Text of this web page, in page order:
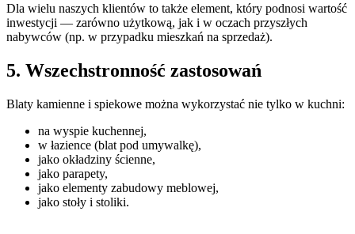
Dla wielu naszych klientów to także element, który podnosi wartość
inwestycji — zarówno użytkową, jak i w oczach przyszłych
nabywców (np. w przypadku mieszkań na sprzedaż).
5. Wszechstronność zastosowań
Blaty kamienne i spiekowe można wykorzystać nie tylko w kuchni:
na wyspie kuchennej,
w łazience (blat pod umywalkę),
jako okładziny ścienne,
jako parapety,
jako elementy zabudowy meblowej,
jako stoły i stoliki.